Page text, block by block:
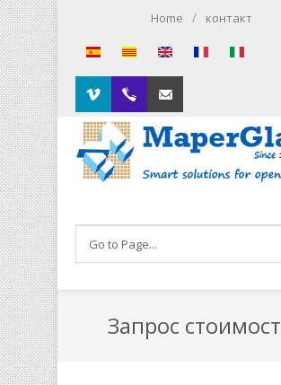
Skip to main content
Home / контакт
Vimeo 00.34.93.564.01.79
Contacto
Запрос